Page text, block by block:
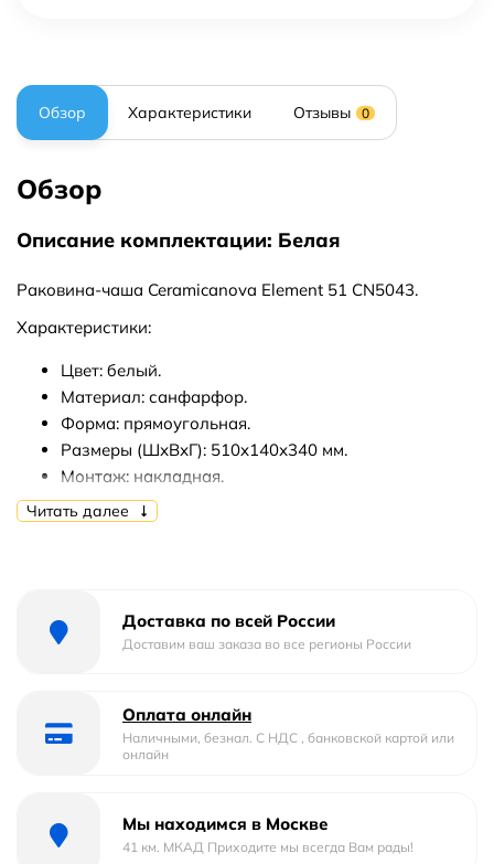
Обзор Характеристики Отзывы 0
Обзор
Описание комплектации: Белая
Раковина-чаша Ceramicanova Element 51 CN5043.
Характеристики:
Цвет: белый.
Материал: санфарфор.
Форма: прямоугольная.
Размеры (ШхВхГ): 510x140х340 мм.
Монтаж: накладная.
В комплекте поставки:
Читать далее
Доставка по всей России
Доставим ваш заказа во все регионы России
Оплата онлайн
Наличными, безнал. С НДС , банковской картой или
онлайн
Мы находимся в Москве
41 км. МКАД Приходите мы всегда Вам рады!